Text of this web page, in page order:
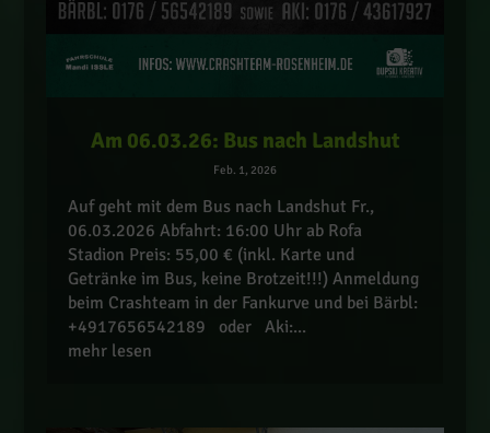
Am 06.03.26: Bus nach Landshut
Feb. 1, 2026
Auf geht mit dem Bus nach Landshut Fr.,
06.03.2026 Abfahrt: 16:00 Uhr ab Rofa
Stadion Preis: 55,00 € (inkl. Karte und
Getränke im Bus, keine Brotzeit!!!) Anmeldung
beim Crashteam in der Fankurve und bei Bärbl:
+4917656542189 oder Aki:...
mehr lesen